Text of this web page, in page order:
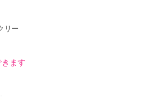
リー
ます